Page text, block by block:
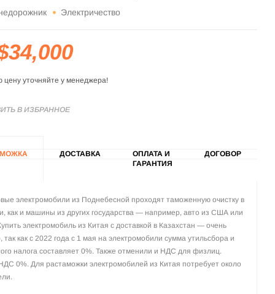
Электричество
цену уточняйте у менеджера!
В ИЗБРАННОЕ
ДОСТАВКА
ОПЛАТА И
ГАРАНТИЯ
ДОГОВОР
электромобили из Поднебесной проходят таможенную очистку в
как и машины из других государства — например, авто из США или
электромобиль из Китая с доставкой в Казахстан — очень
так как с 2022 года с 1 мая на электромобили сумма утильсбора и
налога составляет 0%. Также отменили и НДС для физлиц.
0%. Для растаможки электромобилей из Китая потребует около